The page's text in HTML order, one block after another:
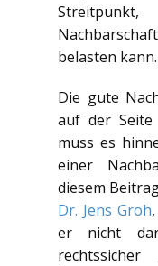
belasten kann.
Die gute
auf der Seite
muss es
einer
diesem
Dr. Jens Groh
er nicht